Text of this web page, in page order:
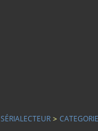
SÉRIALECTEUR >